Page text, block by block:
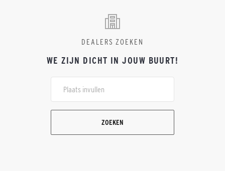
DEALERS ZOEKEN
WE ZIJN DICHT IN JOUW BUURT!
ZOEKEN